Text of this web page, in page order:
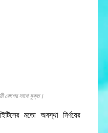
রোগের সাথে যুক্ত।
মতো অবস্থা নির্ণয়ের